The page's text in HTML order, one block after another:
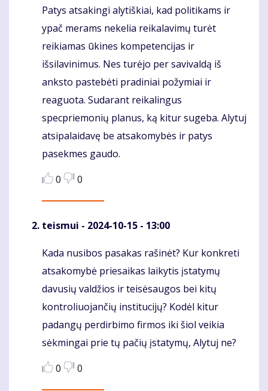
Komentaras
Patys atsakingi alytiškiai, kad politikams ir
ypač merams nekelia reikalavimų turėt
reikiamas ūkines kompetencijas ir
išsilavinimus. Nes turėjo per savivaldą iš
anksto pastebėti pradiniai požymiai ir
reaguota. Sudarant reikalingus
specpriemonių planus, ką kitur sugeba. Alytuj
atsipalaidavę be atsakomybės ir patys
pasekmes gaudo.
0
0
teismui - 2024-10-15 - 13:00
Komentaras
Kada nusibos pasakas rašinėt? Kur konkreti
atsakomybė priesaikas laikytis įstatymų
davusių valdžios ir teisėsaugos bei kitų
kontroliuojančių institucijų? Kodėl kitur
padangų perdirbimo firmos iki šiol veikia
sėkmingai prie tų pačių įstatymų, Alytuj ne?
0
0